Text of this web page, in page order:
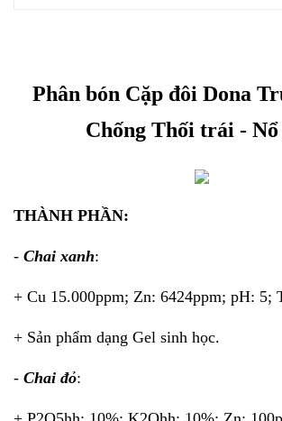
Phân bón Cặp đôi Dona
Chống Thối trái -
THÀNH PHẦN:
- Chai xanh:
+ Cu 15.000ppm; Zn: 6424ppm; pH: 5;
+ Sản phẩm dạng Gel sinh học.
- Chai đỏ: